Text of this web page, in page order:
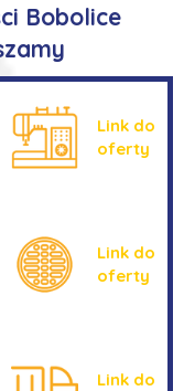
Bobolice
Link do
oferty
Link do
oferty
Link do